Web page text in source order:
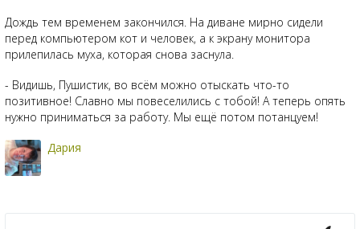
Дождь тем временем закончился. На диване мирно сидели
перед компьютером кот и человек, а к экрану монитора
прилепилась муха, которая снова заснула.
- Видишь, Пушистик, во всём можно отыскать что-то
позитивное! Славно мы повеселились с тобой! А теперь опять
нужно приниматься за работу. Мы ещё потом потанцуем!
Дария